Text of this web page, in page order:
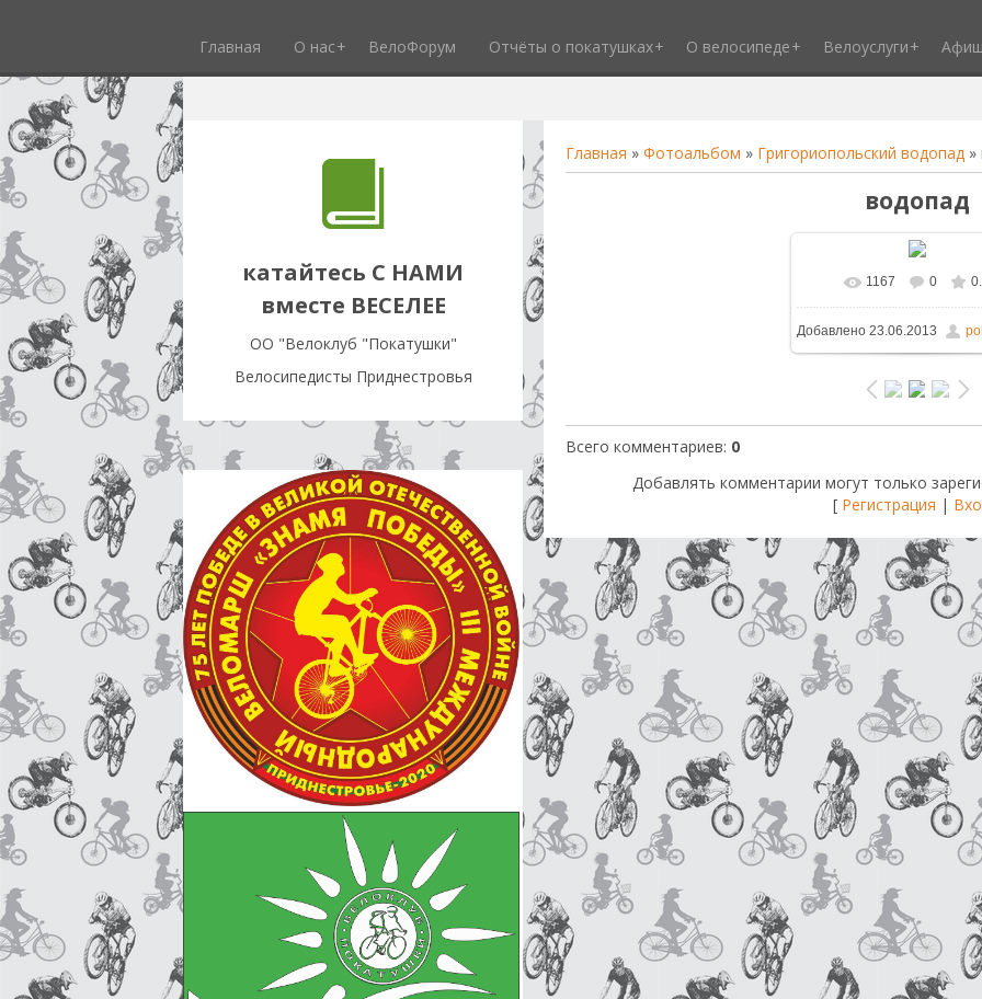
Главная О нас ВелоФорум Отчёты о покатушках О велосипеде Велоуслуги
катайтесь С НАМИ
вместе ВЕСЕЛЕЕ
OO "Велоклуб "Покатушки"
Велосипедисты Приднестровья
Главная » Фотоальбом » Григориопольский водопад »
водопад
В реальном размере
/ 118.0Kb
1167 0
Добавлено23.06.2013
Всего комментариев: 0
Добавлять комментарии могут только
[ Регистрация |